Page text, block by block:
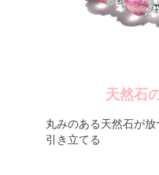
天然石
丸みのある天然石が
引き立てる